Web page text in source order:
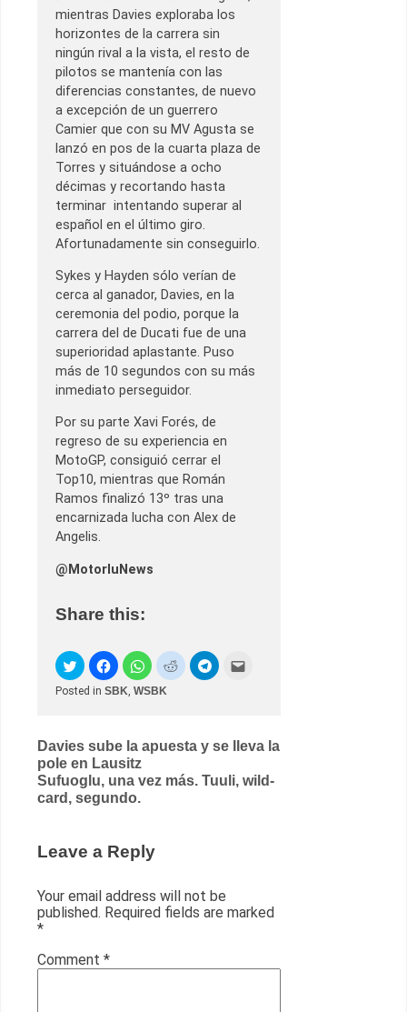
mientras Davies exploraba los
horizontes de la carrera sin
ningún rival a la vista, el resto de
pilotos se mantenía con las
diferencias constantes, de nuevo
a excepción de un guerrero
Camier que con su MV Agusta se
lanzó en pos de la cuarta plaza de
Torres y situándose a ocho
décimas y recortando hasta
terminar intentando superar al
español en el último giro.
Afortunadamente sin conseguirlo.
Sykes y Hayden sólo verían de
cerca al ganador, Davies, en la
ceremonia del podio, porque la
carrera del de Ducati fue de una
superioridad aplastante. Puso
más de 10 segundos con su más
inmediato perseguidor.
Por su parte Xavi Forés, de
regreso de su experiencia en
MotoGP, consiguió cerrar el
Top10, mientras que Román
Ramos finalizó 13º tras una
encarnizada lucha con Alex de
Angelis.
@MotorluNews
Share this:
Posted in SBK, WSBK
Post
navigation
Davies sube la apuesta y se lleva la
pole en Lausitz
Sufuoglu, una vez más. Tuuli, wild-
card, segundo.
Leave a Reply
Your email address will not be
published. Required fields are marked
*
Comment *